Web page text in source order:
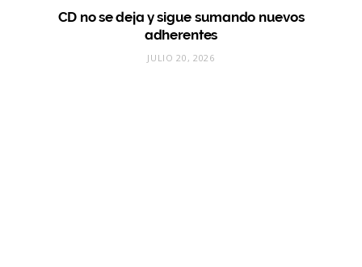
CD no se deja y sigue sumando nuevos
adherentes
JULIO 20, 2026